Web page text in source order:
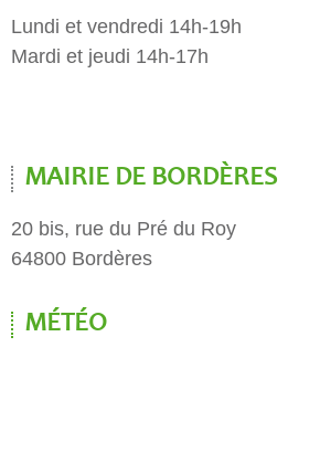
Lundi et vendredi 14h-19h
Mardi et jeudi 14h-17h
MAIRIE DE BORDÈRES
20 bis, rue du Pré du Roy
64800 Bordères
MÉTÉO